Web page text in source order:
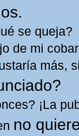
se queja?
de mi
más,
¡La
no